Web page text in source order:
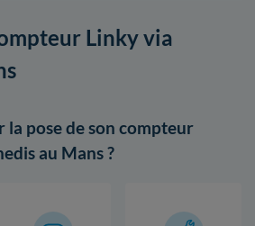
Linky via
pose de son compteur
au Mans ?